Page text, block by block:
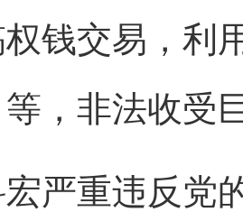
钱交易，利
，非法收受
重违反党的